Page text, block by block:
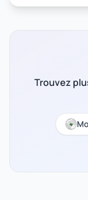
Trouvez